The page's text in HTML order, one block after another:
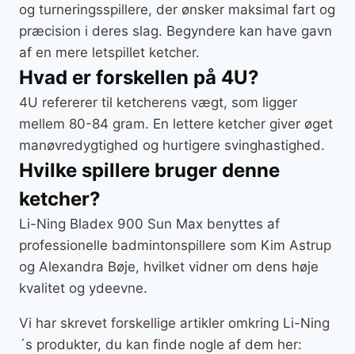
og turneringsspillere, der ønsker maksimal fart og
præcision i deres slag. Begyndere kan have gavn
af en mere letspillet ketcher.
Hvad er forskellen på 4U?
4U refererer til ketcherens vægt, som ligger
mellem 80-84 gram. En lettere ketcher giver øget
manøvredygtighed og hurtigere svinghastighed.
Hvilke spillere bruger denne
ketcher?
Li-Ning Bladex 900 Sun Max benyttes af
professionelle badmintonspillere som Kim Astrup
og Alexandra Bøje, hvilket vidner om dens høje
kvalitet og ydeevne.
Vi har skrevet forskellige artikler omkring Li-Ning
´s produkter, du kan finde nogle af dem her: